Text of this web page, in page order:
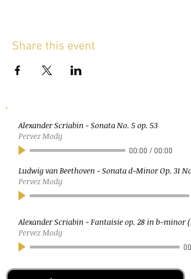
Share this event
Alexander Scriabin - Sonata No. 5 op. 53
Pervez Mody
00:00 / 00:00
Ludwig van Beethoven - Sonata d-Minor Op. 31
Pervez Mody
Alexander Scriabin - Fantaisie op. 28 in b-minor
Pervez Mody